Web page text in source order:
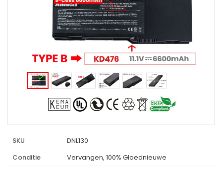
SKU
DNL130
Conditie
Vervangen, 100% Gloednieuwe